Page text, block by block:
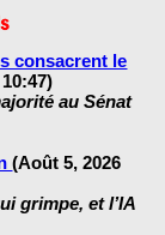
consacrent le
au Sénat
(Août 5, 2026
grimpe, et l’IA